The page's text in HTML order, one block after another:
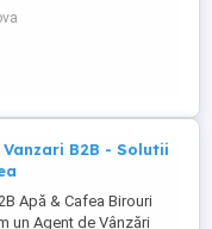
în importul și
așchietoare și
din Europa,
Vânzări Tehnice pentru
B2B - Solutii
Apă & Cafea Birouri
un Agent de Vânzări